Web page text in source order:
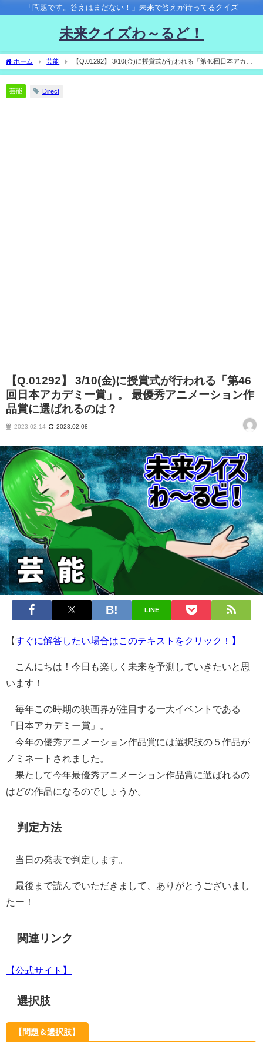
「問題です。答えはまだない！」未来で答えが待ってるクイズ
未来クイズわ～るど！
ホーム 芸能
【Q.01292】 3/10(金)に授賞式が行われる「第46回日本アカデ
ミー賞」。 最優秀アニメーション作品賞に選ばれるのは？
芸能 Direct
【Q.01292】 3/10(金)に授賞式が行われる「第46
回日本アカデミー賞」。 最優秀アニメーション作
品賞に選ばれるのは？
2023.02.14 2023.02.08
LINE
【すぐに解答したい場合はこのテキストをクリック！】
こんにちは！今日も楽しく未来を予測していきたいと思
います！
毎年この時期の映画界が注目する一大イベントである
「日本アカデミー賞」。
今年の優秀アニメーション作品賞には選択肢の５作品が
ノミネートされました。
果たして今年最優秀アニメーション作品賞に選ばれるの
はどの作品になるのでしょうか。
判定方法
当日の発表で判定します。
最後まで読んでいただきまして、ありがとうございまし
たー！
関連リンク
【公式サイト】
選択肢
【問題＆選択肢】